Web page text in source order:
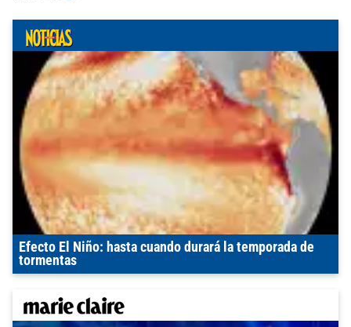
Efecto El Niño: hasta cuando durará la temporada de
tormentas